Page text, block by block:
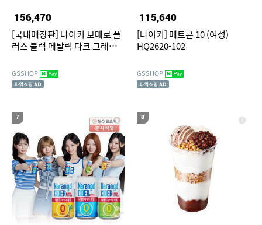
156,470
[국내매장판] 나이키 보메로 플
러스 블랙 메탈릭 다크 그레이
GSSHOP
115,640
[나이키] 메트콘 10 (여성)
HQ2620-102
GSSHOP
7 8